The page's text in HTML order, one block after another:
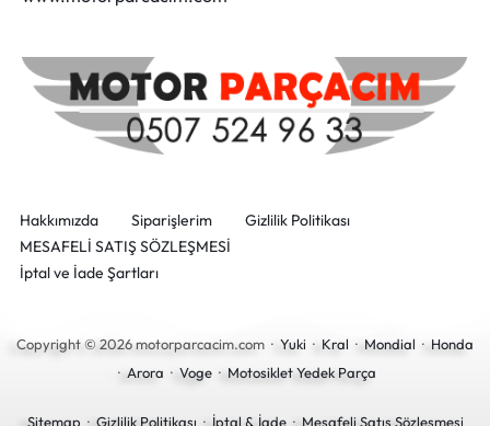
Hakkımızda Siparişlerim
Gizlilik Politikası
MESAFELİ SATIŞ SÖZLEŞMESİ
İptal ve İade Şartları
Copyright © 2026 motorparcacim.com · Yuki · Kral · Mondial · Honda
· Arora · Voge· Motosiklet Yedek Parça
Sitemap · Gizlilik Politikası · İptal & İade· Mesafeli Satış Sözleşmesi